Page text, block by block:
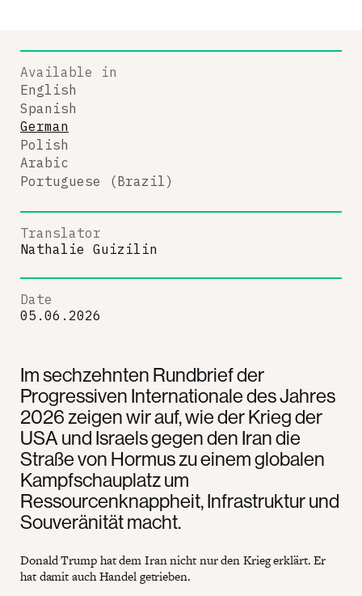
Im sechzehnten Rundbrief der
Progressiven Internationale des Jahres
2026 zeigen wir auf, wie der Krieg der
USA und Israels gegen den Iran die
Straße von Hormus zu einem globalen
Kampfschauplatz um
Ressourcenknappheit, Infrastruktur und
Souveränität macht.
Donald Trump hat dem Iran nicht nur den Krieg erklärt. Er
hat damit auch Handel getrieben.
Available in
English
Spanish
German
Polish
Arabic
Portuguese (Brazil)
Translator
Nathalie Guizilin
Date
05.06.2026